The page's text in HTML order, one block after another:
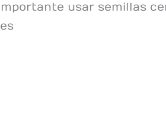
usar semillas